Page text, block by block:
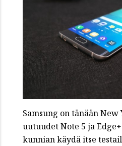
Samsung on tänään
uutuudet Note 5 ja
kunnian käydä itse